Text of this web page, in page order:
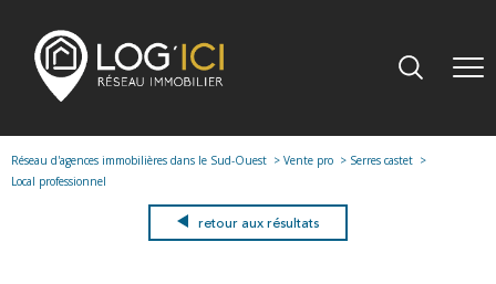
Réseau d'agences immobilières dans le Sud-Ouest Vente pro
Serres castet
Local professionnel
retour aux résultats